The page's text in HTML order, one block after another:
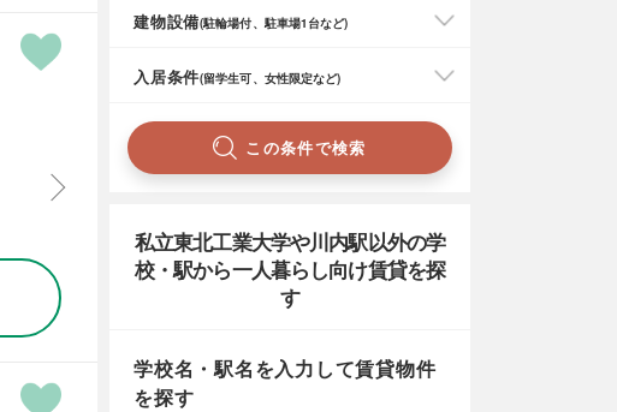
建物設備(駐輪場付、駐車場1台など)
入居条件(留学生可、女性限定など)
この条件で検索
私立東北工業大学や川内駅以外の学
校・駅から一人暮らし向け賃貸を探
す
学校名・駅名を入力して賃貸物件
を探す